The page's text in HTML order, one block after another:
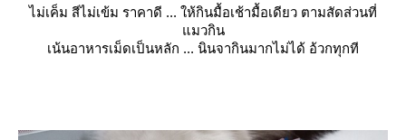
ไม่เค็ม สีไม่เข้ม ราคาดี ... ให้กินมื้อเช้ามื้อเดียว ตามสัดส่วนที่
มวกิน
เน้นอาหารเม็ดเป็นหลัก ... นินจากินมากไม่ได้ อ้วกทุกที